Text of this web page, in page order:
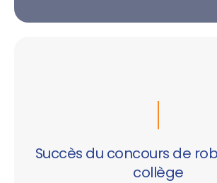
Succès du concours de
collège